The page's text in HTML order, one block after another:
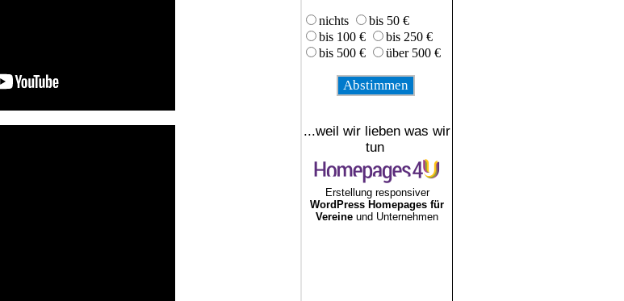
nichts
bis 50 €
bis 100 €
bis 250 €
bis 500 €
über 500 €
...weil wir lieben was wir
tun
Erstellung responsiver
WordPress Homepages für
Vereine und Unternehmen